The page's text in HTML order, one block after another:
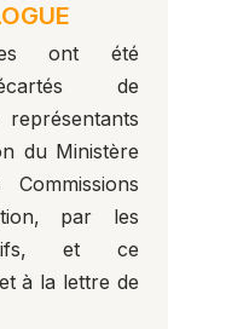
ont été
écartés de
du Ministère
par les
et ce
à la lettre de